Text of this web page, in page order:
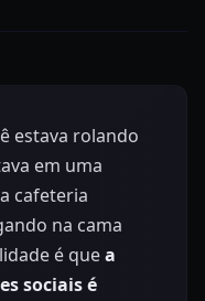
estava rolando
em uma
cafeteria
na cama
é quea
sociais é